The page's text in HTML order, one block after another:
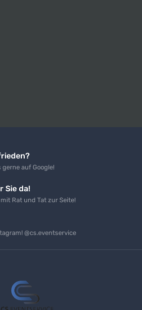
gerne auf Google!
Sie da!
Rat und Tat zur Seite!
@cs.eventservice